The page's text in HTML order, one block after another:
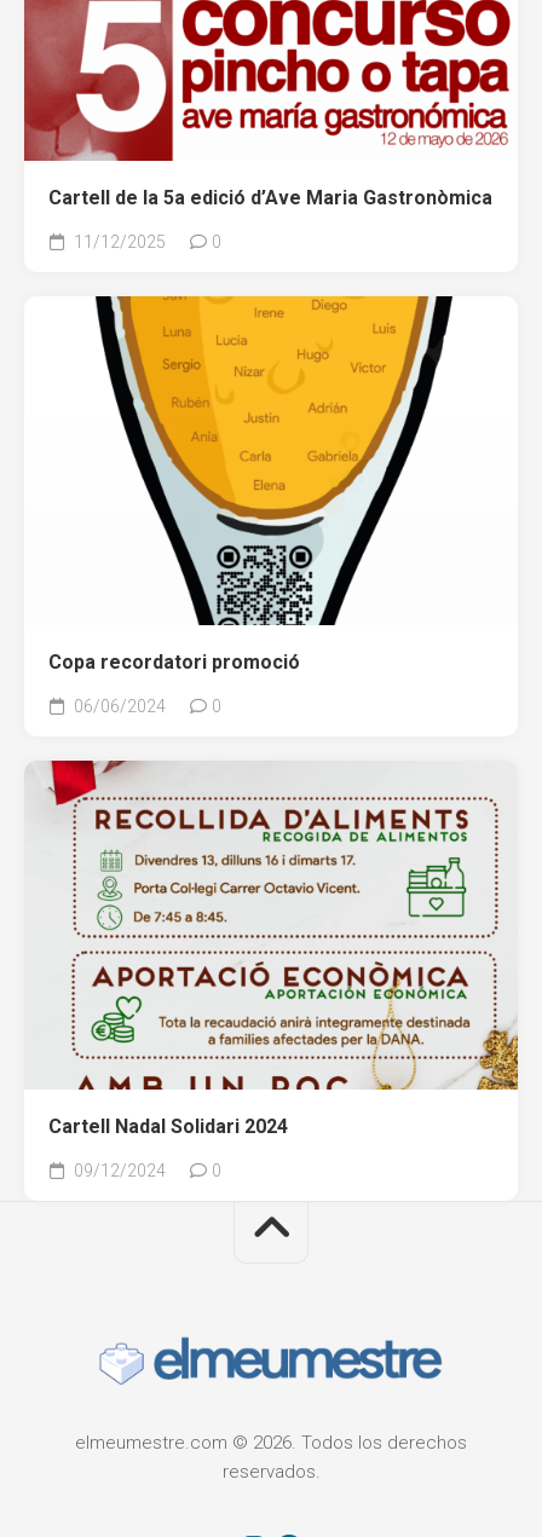
Cartell de la 5a edició d’Ave Maria Gastronòmica
11/12/2025 0
Copa recordatori promoció
06/06/2024 0
Cartell Nadal Solidari 2024
09/12/2024 0
elmeumestre.com © 2026. Todos los derechos
reservados.